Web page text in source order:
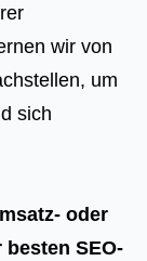
wir von
um
sich
oder
SEO-